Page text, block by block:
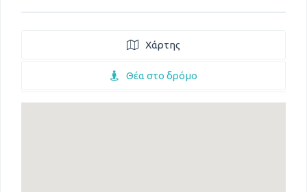
Χάρτης
Θέα στο δρόμο